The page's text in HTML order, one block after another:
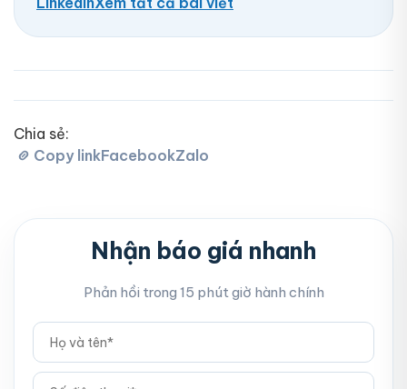
Chia sẻ:
Copy linkFacebookZalo
Nhận báo giá nhanh
Phản hồi trong 15 phút giờ hành chính